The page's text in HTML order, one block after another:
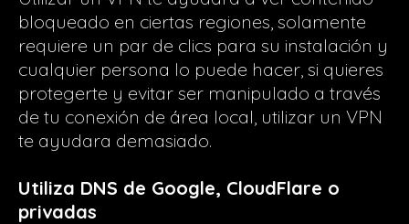
bloqueado en ciertas regiones, solamente
requiere un par de clics para su instalación y
cualquier persona lo puede hacer, si quieres
protegerte y evitar ser manipulado a través
de tu conexión de área local, utilizar un VPN
te ayudara demasiado.
Utiliza DNS de Google, CloudFlare o
privadas